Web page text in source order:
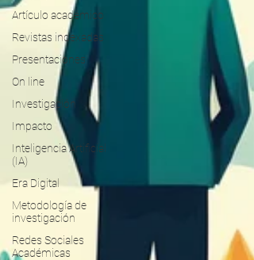
Artículo académico
Revistas indexadas
Presentaciones
On line
Investigación
Impacto
Inteligencia Artificial
(IA)
Era Digital
Metodología de
investigación
Redes Sociales
Académicas